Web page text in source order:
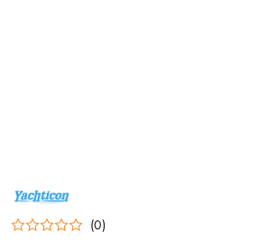
NAZWA
PRODUCENTA:
YACHTICON (0)